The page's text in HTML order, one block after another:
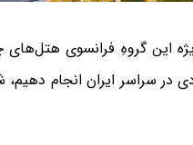
این گروهِ فرانسوی هتل‌های